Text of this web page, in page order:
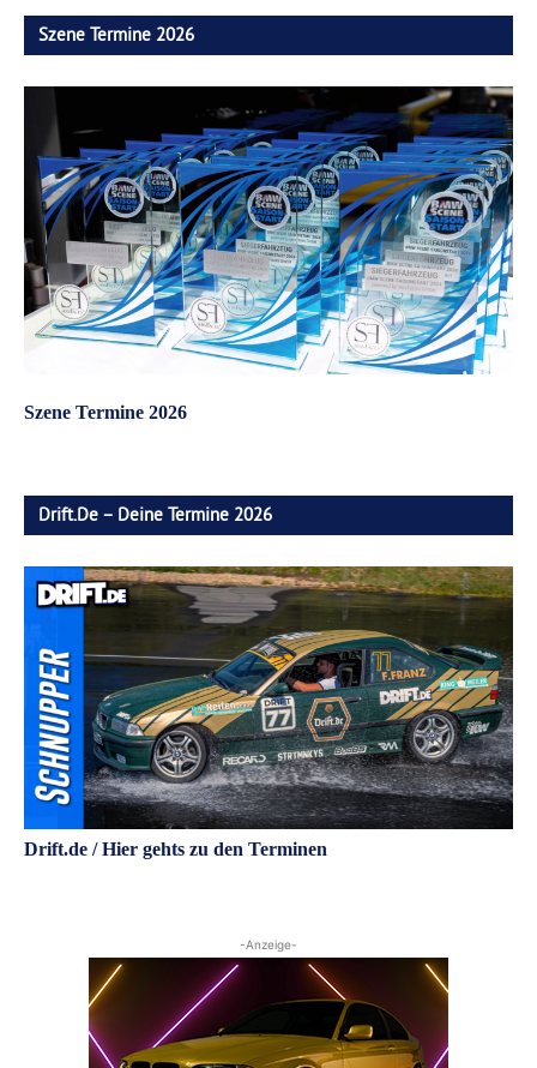
Szene Termine 2026
Szene Termine 2026
Drift.de – Deine Termine 2026
Drift.de / Hier gehts zu den Terminen
-Anzeige-